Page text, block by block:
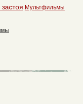
Мультфильмы